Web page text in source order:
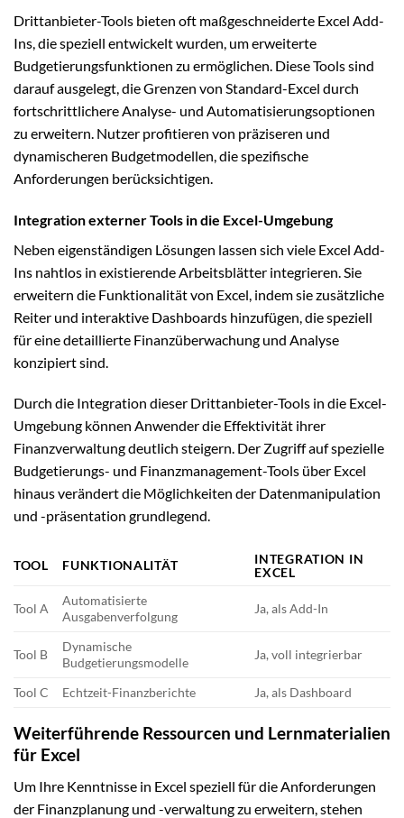
Drittanbieter-Tools bieten oft maßgeschneiderte Excel Add-
Ins, die speziell entwickelt wurden, um erweiterte
Budgetierungsfunktionen zu ermöglichen. Diese Tools sind
darauf ausgelegt, die Grenzen von Standard-Excel durch
fortschrittlichere Analyse- und Automatisierungsoptionen
zu erweitern. Nutzer profitieren von präziseren und
dynamischeren Budgetmodellen, die spezifische
Anforderungen berücksichtigen.
Integration externer Tools in die Excel-Umgebung
Neben eigenständigen Lösungen lassen sich viele Excel Add-
Ins nahtlos in existierende Arbeitsblätter integrieren. Sie
erweitern die Funktionalität von Excel, indem sie zusätzliche
Reiter und interaktive Dashboards hinzufügen, die speziell
für eine detaillierte Finanzüberwachung und Analyse
konzipiert sind.
Durch die Integration dieser Drittanbieter-Tools in die Excel-
Umgebung können Anwender die Effektivität ihrer
Finanzverwaltung deutlich steigern. Der Zugriff auf spezielle
Budgetierungs- und Finanzmanagement-Tools über Excel
hinaus verändert die Möglichkeiten der Datenmanipulation
und -präsentation grundlegend.
TOOL FUNKTIONALITÄT
INTEGRATION IN
EXCEL
Tool A
Automatisierte
Ausgabenverfolgung
Ja, als Add-In
Tool B
Dynamische
Budgetierungsmodelle
Ja, voll integrierbar
Tool C Echtzeit-Finanzberichte Ja, als Dashboard
Weiterführende Ressourcen und Lernmaterialien
für Excel
Um Ihre Kenntnisse in Excel speziell für die Anforderungen
der Finanzplanung und -verwaltung zu erweitern, stehen